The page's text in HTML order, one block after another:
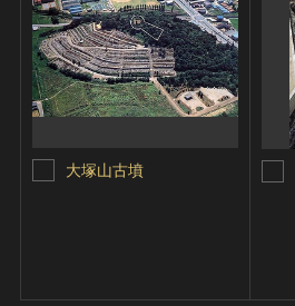
大塚山古墳